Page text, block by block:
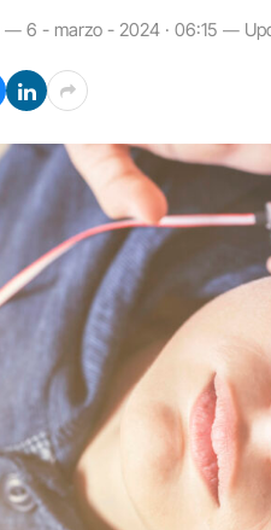
6 - marzo - 2024 · 06:15